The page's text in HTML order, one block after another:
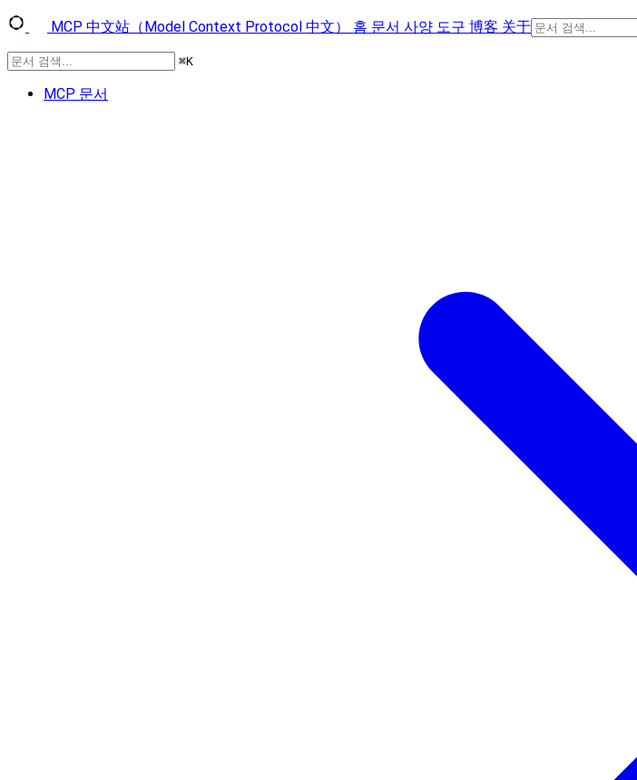
MCP 中文站（Model Context Protocol 中文） 홈 문서 사양 도구 博客 关于
⌘K
MCP 문서